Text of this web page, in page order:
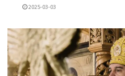
2025-03-03